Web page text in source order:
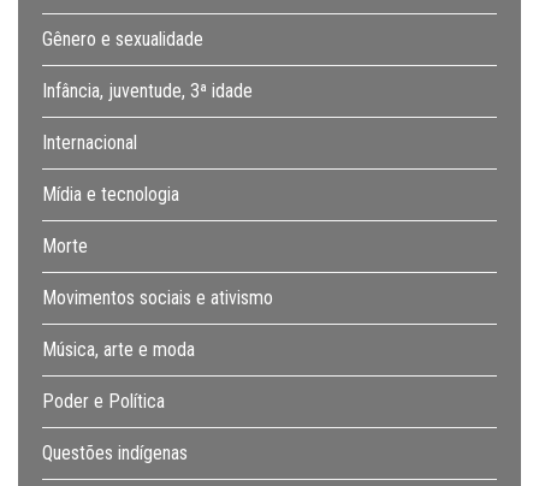
Gênero e sexualidade
Infância, juventude, 3ª idade
Internacional
Mídia e tecnologia
Morte
Movimentos sociais e ativismo
Música, arte e moda
Poder e Política
Questões indígenas